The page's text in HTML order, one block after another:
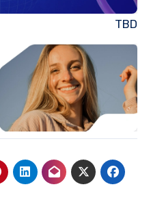
TBD